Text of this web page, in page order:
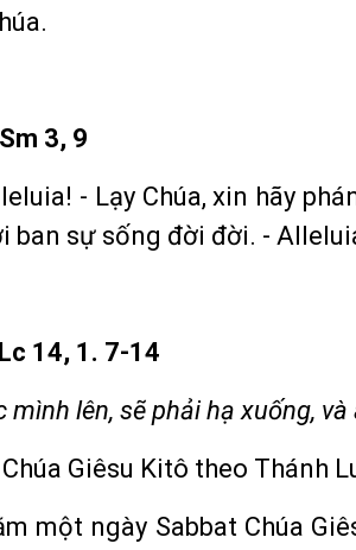
3, 9
- Lạy Chúa, xin hãy
ban sự sống đời đời. -
14, 1. 7-14
mình lên, sẽ phải hạ xuống,
Giêsu Kitô theo Thánh
một ngày Sabbat Chúa